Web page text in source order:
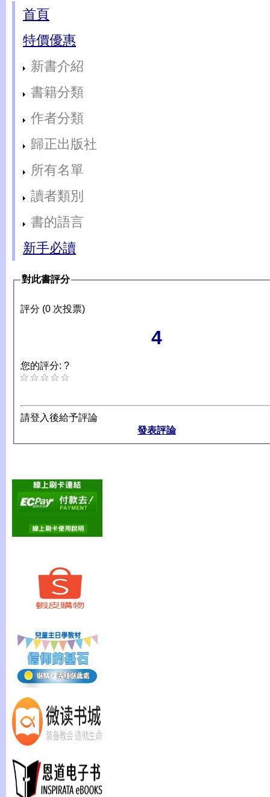
首頁
特價優惠
新書介紹
書籍分類
作者分類
歸正出版社
所有名單
讀者類別
書的語言
新手必讀
對此書評分
評分 (0 次投票)
4
您的評分: ?
請登入後給予評論
發表評論